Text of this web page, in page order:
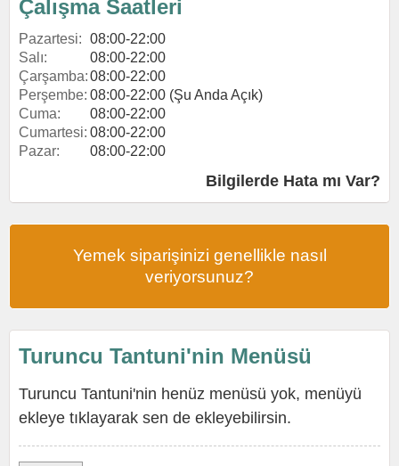
Çalışma Saatleri
Pazartesi: 08:00-22:00
Salı:
08:00-22:00
Çarşamba:08:00-22:00
Perşembe: 08:00-22:00 (Şu Anda Açık)
Cuma:
08:00-22:00
Cumartesi: 08:00-22:00
Pazar:
08:00-22:00
Bilgilerde Hata mı Var?
Yemek siparişinizi genellikle nasıl
veriyorsunuz?
Turuncu Tantuni'nin Menüsü
Turuncu Tantuni'nin henüz menüsü yok, menüyü
ekleye tıklayarak sen de ekleyebilirsin.